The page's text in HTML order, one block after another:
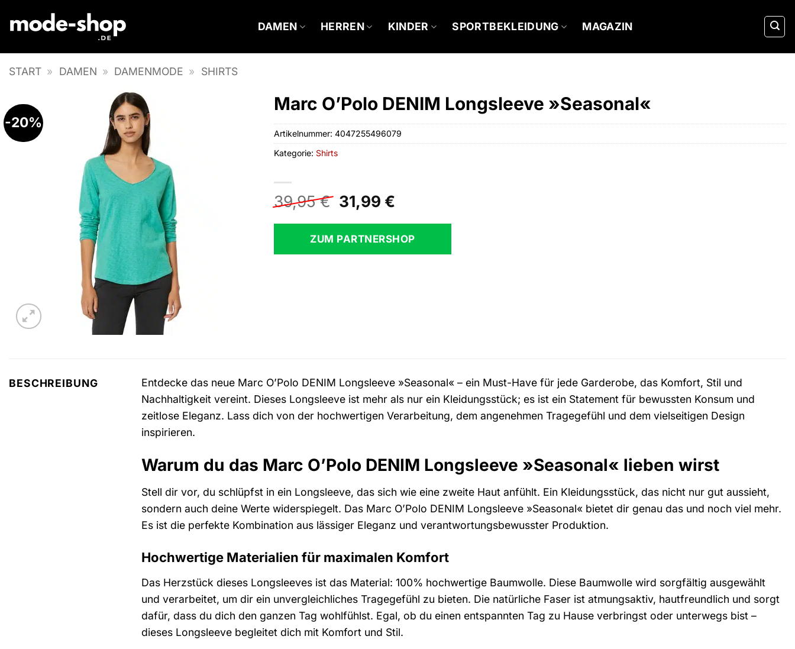
Inhalt
DAMEN HERREN KINDER SPORTBEKLEIDUNG MAGAZIN
START » DAMEN » DAMENMODE » SHIRTS
-20%
Marc O’Polo DENIM Longsleeve »Seasonal«
39,95€ Ursprünglicher
Preis
war:
39,95 €
31,99 €Aktueller
ist:
31,99 €.
ZUM PARTNERSHOP
Artikelnummer: 4047255496079
Kategorie: Shirts
BESCHREIBUNG
Entdecke das neue Marc O’Polo DENIM Longsleeve »Seasonal« – ein Must-Have für jede Garderobe, das Komfort, Stil und
Nachhaltigkeit vereint. Dieses Longsleeve ist mehr als nur ein Kleidungsstück; es ist ein Statement für bewussten Konsum und
zeitlose Eleganz. Lass dich von der hochwertigen Verarbeitung, dem angenehmen Tragegefühl und dem vielseitigen Design
inspirieren.
Warum du das Marc O’Polo DENIM Longsleeve »Seasonal« lieben wirst
Stell dir vor, du schlüpfst in ein Longsleeve, das sich wie eine zweite Haut anfühlt. Ein Kleidungsstück, das nicht nur gut aussieht,
sondern auch deine Werte widerspiegelt. Das Marc O’Polo DENIM Longsleeve »Seasonal« bietet dir genau das und noch viel mehr.
Es ist die perfekte Kombination aus lässiger Eleganz und verantwortungsbewusster Produktion.
Hochwertige Materialien für maximalen Komfort
Das Herzstück dieses Longsleeves ist das Material: 100% hochwertige Baumwolle. Diese Baumwolle wird sorgfältig ausgewählt
und verarbeitet, um dir ein unvergleichliches Tragegefühl zu bieten. Die natürliche Faser ist atmungsaktiv, hautfreundlich und sorgt
dafür, dass du dich den ganzen Tag wohlfühlst. Egal, ob du einen entspannten Tag zu Hause verbringst oder unterwegs bist –
dieses Longsleeve begleitet dich mit Komfort und Stil.